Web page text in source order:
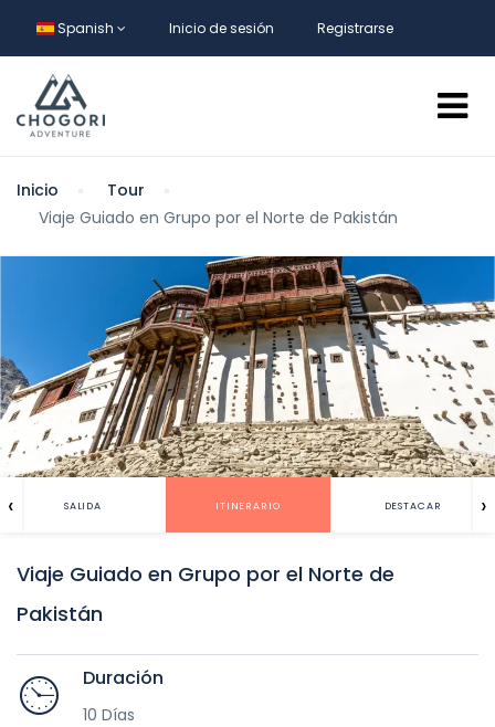
Spanish Inicio de sesión Registrarse
Inicio
Tour
Viaje Guiado en Grupo por el Norte de Pakistán
SALIDA ITINERARIO DESTACAR
‹ ›
Viaje Guiado en Grupo por el Norte de
Pakistán
Duración
10 Días